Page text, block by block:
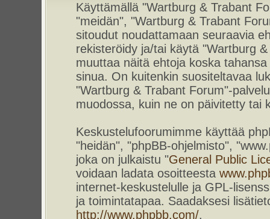
Käyttämällä "Wartburg & Trabant
"meidän", "Wartburg & Trabant
sitoudut noudattamaan seuraavia
rekisteröidy ja/tai käytä "Wartburg
muuttaa näitä ehtoja koska
sinua. On kuitenkin suositeltavaa
"Wartburg & Trabant Forum"-
muodossa, kuin ne on päivitetty tai
Keskustelufoorumimme käyttää
"heidän", "phpBB-ohjelmisto",
joka on julkaistu "General Public
voidaan ladata osoitteesta
internet-keskustelulle ja GPL-
ja toimintatapaa. Saadaksesi
http://www.phpbb.com/.